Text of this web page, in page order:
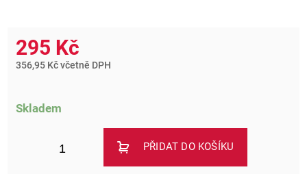
295 Kč
356,95 Kč včetně DPH
Skladem
PŘIDAT DO KOŠÍKU